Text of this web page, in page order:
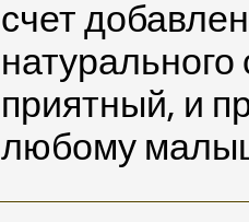
счет
приятный, и
любому